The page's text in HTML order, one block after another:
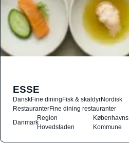
ESSE
DanskFine diningFisk & skaldyrNordisk
RestauranterFine dining restauranter
Danmark
Region
Hovedstaden
Københavns
Kommune